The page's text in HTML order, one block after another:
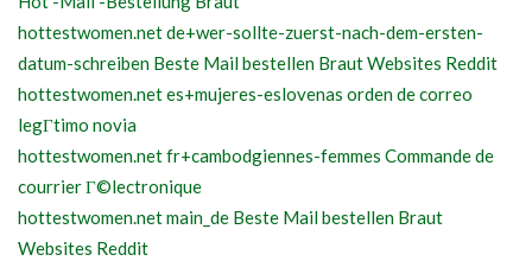
hottestwomen.net de+wer-sollte-zuerst-nach-dem-ersten-
datum-schreiben Beste Mail bestellen Braut Websites Reddit
hottestwomen.net es+mujeres-eslovenas orden de correo
legГ­timo novia
hottestwomen.net fr+cambodgiennes-femmes Commande de
courrier Г©lectronique
hottestwomen.net main_de Beste Mail bestellen Braut
Websites Reddit